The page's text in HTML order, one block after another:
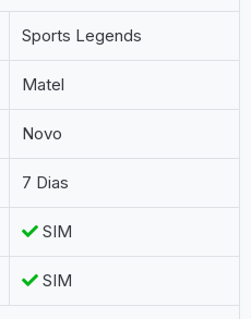
Sports Legends
Matel
Novo
7 Dias
SIM
SIM